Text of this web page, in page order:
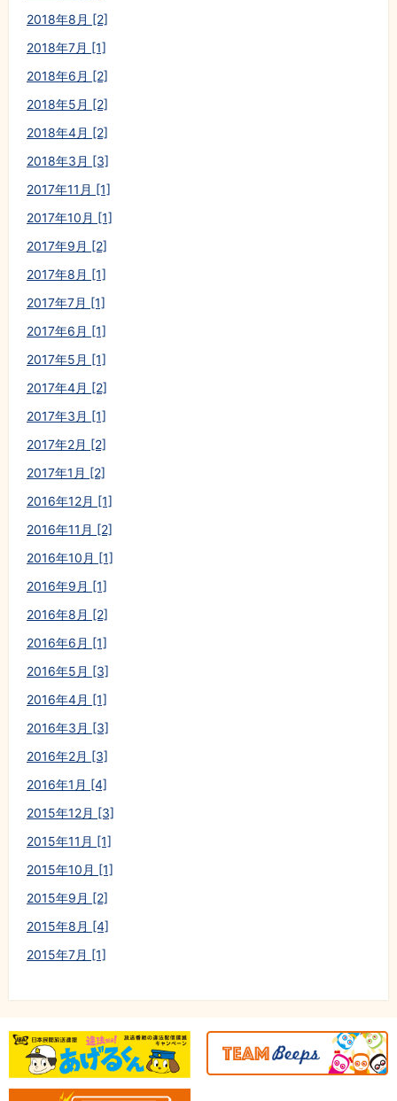
2018年8月 [2]
2018年7月 [1]
2018年6月 [2]
2018年5月 [2]
2018年4月 [2]
2018年3月 [3]
2017年11月 [1]
2017年10月 [1]
2017年9月 [2]
2017年8月 [1]
2017年7月 [1]
2017年6月 [1]
2017年5月 [1]
2017年4月 [2]
2017年3月 [1]
2017年2月 [2]
2017年1月 [2]
2016年12月 [1]
2016年11月 [2]
2016年10月 [1]
2016年9月 [1]
2016年8月 [2]
2016年6月 [1]
2016年5月 [3]
2016年4月 [1]
2016年3月 [3]
2016年2月 [3]
2016年1月 [4]
2015年12月 [3]
2015年11月 [1]
2015年10月 [1]
2015年9月 [2]
2015年8月 [4]
2015年7月 [1]